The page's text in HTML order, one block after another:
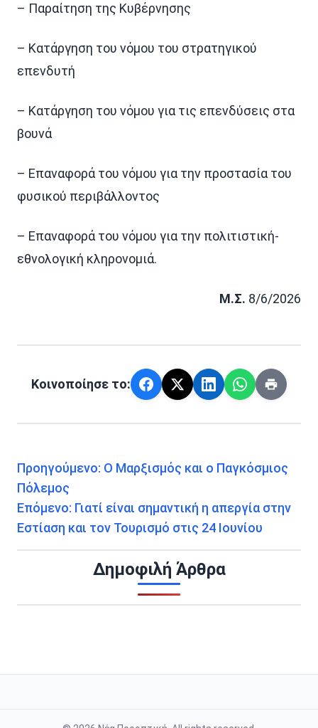
– Παραίτηση της Κυβέρνησης
– Κατάργηση του νόμου του στρατηγικού
επενδυτή
– Κατάργηση του νόμου για τις επενδύσεις στα
βουνά
– Επαναφορά του νόμου για την προστασία του
φυσικού περιβάλλοντος
– Επαναφορά του νόμου για την πολιτιστική-
εθνολογική κληρονομιά.
Μ.Σ. 8/6/2026
Κοινοποίησε το:
Προηγούμενο: Ο Μαρξισμός και ο Παγκόσμιος
Πόλεμος
Επόμενο: Γιατί είναι σημαντική η απεργία στην
Εστίαση και τον Τουρισμό στις 24 Ιουνίου
Δημοφιλή Άρθρα